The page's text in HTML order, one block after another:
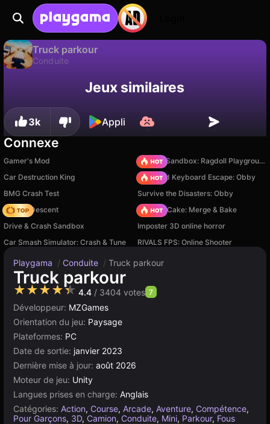
Truck parkour
Conduite
Jeux similaires
3k Appli
Connexe
Gamer's Mod
Sprunki Sandbox: Ragdoll Playground Mode
Car Destruction King
+1 Speed Keyboard Escape: Obby
BMG Crash Test
Survive the Disasters: Obby
Deadly Descent
Piece of Cake: Merge & Bake
Drive & Crash Sandbox
Imposter 3D online horror
Car Smash Simulator: Crash & Tune
RIVALS FPS: Online Shooter
Playgama / Conduite / Truck parkour
Truck parkour
★★★★★ 4.4 / 3404 votes 7
Développeur: MZGames
Orientation du jeu: Paysage
Plateformes: PC
Date de sortie: janvier 2023
Dernière mise à jour: août 2026
Moteur de jeu: Unity
Langues prises en charge: Anglais
Catégories: Action, Course, Arcade, Aventure, Compétence,
Pour Garçons, 3D, Camion, Conduite, Mini, Parkour, Fous